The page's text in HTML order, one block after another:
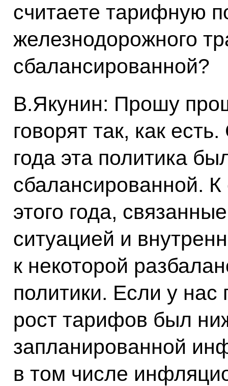
считаете тарифную
железнодорожного
сбалансированной?
В.Якунин: Прошу
говорят так, как
года эта политика
сбалансированной.
этого года,
ситуацией и
к некоторой
политики. Если у
рост тарифов был
запланированной
в том числе